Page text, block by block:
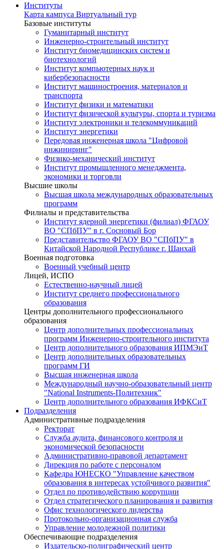
Институты
Карта кампуса Виртуальный тур
Базовые институты
Гуманитарный институт
Инженерно-строительный институт
Институт биомедицинских систем и
биотехнологий
Институт компьютерных наук и
кибербезопасности
Институт машиностроения, материалов и
транспорта
Институт физики и математики
Институт физической культуры, спорта и туризма
Институт электроники и телекоммуникаций
Институт энергетики
Передовая инженерная школа "Цифровой
инжиниринг"
Физико-механический институт
Институт промышленного менеджмента,
экономики и торговли
Высшие школы
Высшая школа международных образовательных
программ
Филиалы и представительства
Институт ядерной энергетики (филиал) ФГАОУ
ВО "СПбПУ" в г. Сосновый Бор
Представительство ФГАОУ ВО "СПбПУ" в
Китайской Народной Республике г. Шанхай
Военная подготовка
Военный учебный центр
Лицей, ИСПО
Естественно-научный лицей
Институт среднего профессионального
образования
Центры дополнительного профессионального
образования
Центр дополнительных профессиональных
программ Инженерно-строительного института
Центр дополнительного образования ИПМЭиТ
Центр дополнительных образовательных
программ ГИ
Высшая инженерная школа
Международный научно-образовательный центр
"National Instruments-Политехник"
Центр дополнительного образования ИФКСиТ
Подразделения
Административные подразделения
Ректорат
Служба аудита, финансового контроля и
экономической безопасности
Административно-правовой департамент
Дирекция по работе с персоналом
Кафедра ЮНЕСКО "Управление качеством
образования в интересах устойчивого развития"
Отдел по противодействию коррупции
Отдел стратегического планирования и развития
Офис технологического лидерства
Протокольно-организационная служба
Управление молодежной политики
Обеспечивающие подразделения
Издательско-полиграфический центр